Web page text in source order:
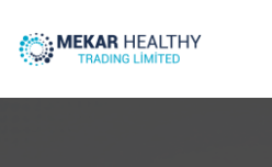
Mekar Healthy Trading LTD